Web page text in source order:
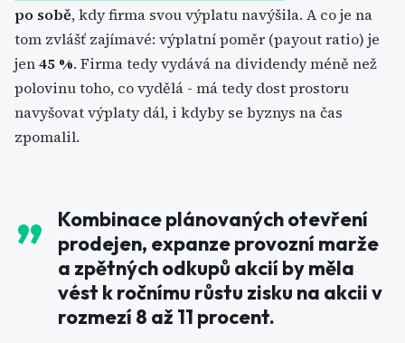
po sobě, kdy firma svou výplatu navýšila. A co je na
tom zvlášť zajímavé: výplatní poměr (payout ratio) je
jen45 %. Firma tedy vydává na dividendy méně než
polovinu toho, co vydělá - má tedy dost prostoru
navyšovat výplaty dál, i kdyby se byznys na čas
zpomalil.
Kombinace plánovaných otevření
prodejen, expanze provozní marže
a zpětných odkupů akcií by měla
vést k ročnímu růstu zisku na akcii v
rozmezí 8 až 11 procent.